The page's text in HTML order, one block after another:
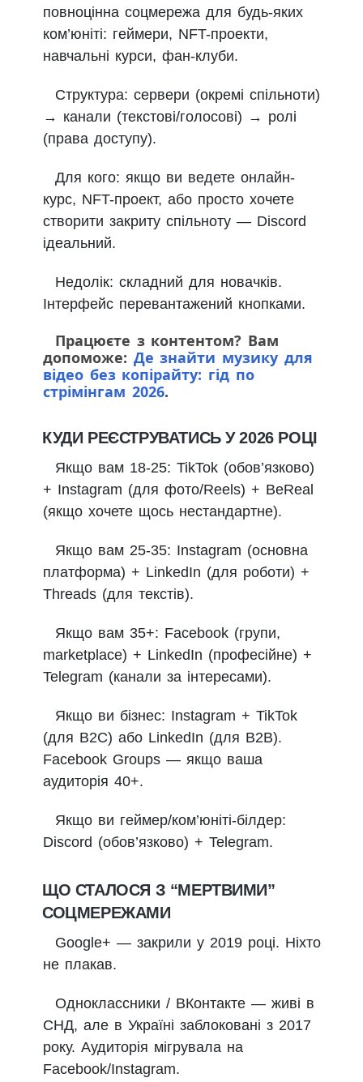
повноцінна соцмережа для будь-яких
ком’юніті: геймери, NFT-проекти,
навчальні курси, фан-клуби.
Структура: сервери (окремі спільноти)
→ канали (текстові/голосові) → ролі
(права доступу).
Для кого: якщо ви ведете онлайн-
курс, NFT-проект, або просто хочете
створити закриту спільноту — Discord
ідеальний.
Недолік: складний для новачків.
Інтерфейс перевантажений кнопками.
Працюєте з контентом? Вам
допоможе: Де знайти музику для
відео без копірайту: гід по
стрімінгам 2026.
КУДИ РЕЄСТРУВАТИСЬ У 2026 РОЦІ
Якщо вам 18-25: TikTok (обов’язково)
+ Instagram (для фото/Reels) + BeReal
(якщо хочете щось нестандартне).
Якщо вам 25-35: Instagram (основна
платформа) + LinkedIn (для роботи) +
Threads (для текстів).
Якщо вам 35+: Facebook (групи,
marketplace) + LinkedIn (професійне) +
Telegram (канали за інтересами).
Якщо ви бізнес: Instagram + TikTok
(для B2C) або LinkedIn (для B2B).
Facebook Groups — якщо ваша
аудиторія 40+.
Якщо ви геймер/ком’юніті-білдер:
Discord (обов’язково) + Telegram.
ЩО СТАЛОСЯ З “МЕРТВИМИ”
СОЦМЕРЕЖАМИ
Google+ — закрили у 2019 році. Ніхто
не плакав.
Одноклассники / ВКонтакте — живі в
СНД, але в Україні заблоковані з 2017
року. Аудиторія мігрувала на
Facebook/Instagram.